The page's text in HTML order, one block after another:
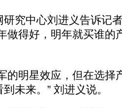
中心刘进义告诉记
做得好，明年就买谁的
明星效应，但在选择
未来。” 刘进义说。